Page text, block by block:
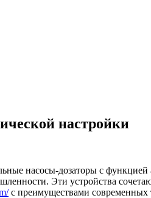
настройки
насосы-дозаторы с функцией
Эти устройства
с преимуществами современных